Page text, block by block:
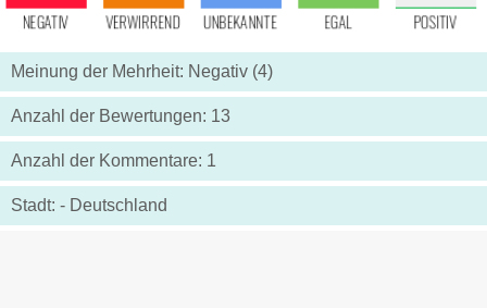
Meinung der Mehrheit: Negativ (4)
Anzahl der Bewertungen: 13
Anzahl der Kommentare: 1
Stadt: - Deutschland